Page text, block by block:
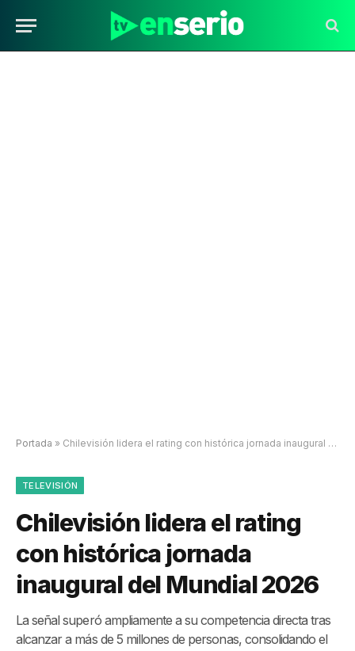
Portada » Chilevisión lidera el rating con histórica jornada inaugural del Mundial 2026
TELEVISIÓN
Chilevisión lidera el rating
con histórica jornada
inaugural del Mundial 2026
La señal superó ampliamente a su competencia directa tras
alcanzar a más de 5 millones de personas, consolidando el